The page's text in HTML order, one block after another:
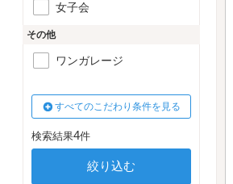
女子会
その他
ワンガレージ
すべてのこだわり条件を見る
検索結果4件